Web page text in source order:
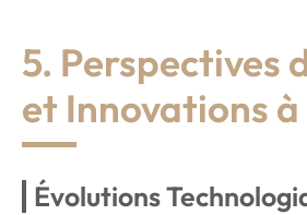
5. Perspectives
et Innovations à
Évolutions